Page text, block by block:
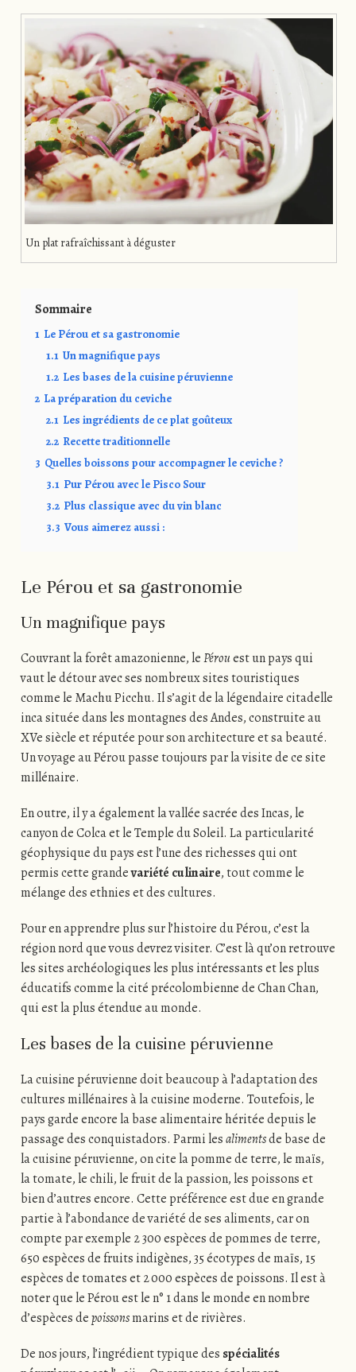
Un plat rafraîchissant à déguster
Sommaire
1 Le Pérou et sa gastronomie
1.1 Un magnifique pays
1.2 Les bases de la cuisine péruvienne
2 La préparation du ceviche
2.1 Les ingrédients de ce plat goûteux
2.2 Recette traditionnelle
3 Quelles boissons pour accompagner le ceviche ?
3.1 Pur Pérou avec le Pisco Sour
3.2 Plus classique avec du vin blanc
3.3 Vous aimerez aussi :
Le Pérou et sa gastronomie
Un magnifique pays
Couvrant la forêt amazonienne, lePérouest un pays qui
vaut le détour avec ses nombreux sites touristiques
comme le Machu Picchu. Il s’agit de la légendaire citadelle
inca située dans les montagnes des Andes, construite au
XVe siècle et réputée pour son architecture et sa beauté.
Un voyage au Pérou passe toujours par la visite de ce site
millénaire.
En outre, il y a également la vallée sacrée des Incas, le
canyon de Colca et le Temple du Soleil. La particularité
géophysique du pays est l’une des richesses qui ont
permis cette grandevariété culinaire, tout comme le
mélange des ethnies et des cultures.
Pour en apprendre plus sur l’histoire du Pérou, c’est la
région nord que vous devrez visiter. C’est là qu’on retrouve
les sites archéologiques les plus intéressants et les plus
éducatifs comme la cité précolombienne de Chan Chan,
qui est la plus étendue au monde.
Les bases de la cuisine péruvienne
La cuisine péruvienne doit beaucoup à l’adaptation des
cultures millénaires à la cuisine moderne. Toutefois, le
pays garde encore la base alimentaire héritée depuis le
passage des conquistadors. Parmi lesalimentsde base de
la cuisine péruvienne, on cite la pomme de terre, le maïs,
la tomate, le chili, le fruit de la passion, les poissons et
bien d’autres encore. Cette préférence est due en grande
partie à l’abondance de variété de ses aliments, car on
compte par exemple 2 300 espèces de pommes de terre,
650 espèces de fruits indigènes, 35 écotypes de maïs, 15
espèces de tomates et 2 000 espèces de poissons. Il est à
noter que le Pérou est le n° 1 dans le monde en nombre
d’espèces depoissonsmarins et de rivières.
De nos jours, l’ingrédient typique des spécialités